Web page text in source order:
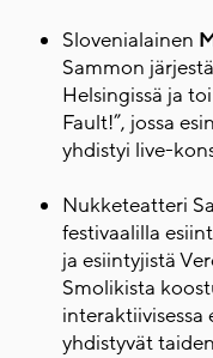
Slovenialainen
Sammon
Helsingissä ja
Fault!”, jossa
yhdistyi live-
Nukketeatteri
festivaalilla
ja esiintyjistä
Smolikista
interaktiivisessa
yhdistyvät